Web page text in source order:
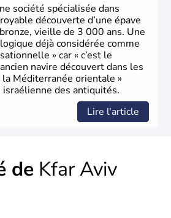
société spécialisée dans
découverte d’une épave
vieille de 3 000 ans. Une
déjà considérée comme
» car « c’est le
navire découvert dans les
Méditerranée orientale »
des antiquités.
Lire l'article
de Kfar Aviv